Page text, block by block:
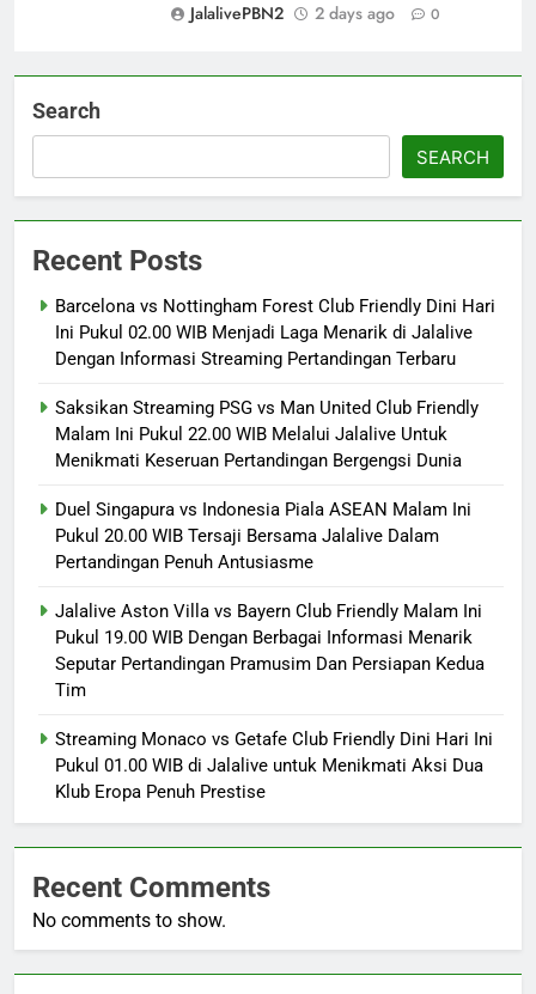
JalalivePBN2
2 days ago 0
Search
SEARCH
Recent Posts
Barcelona vs Nottingham Forest Club Friendly Dini Hari
Ini Pukul 02.00 WIB Menjadi Laga Menarik di Jalalive
Dengan Informasi Streaming Pertandingan Terbaru
Saksikan Streaming PSG vs Man United Club Friendly
Malam Ini Pukul 22.00 WIB Melalui Jalalive Untuk
Menikmati Keseruan Pertandingan Bergengsi Dunia
Duel Singapura vs Indonesia Piala ASEAN Malam Ini
Pukul 20.00 WIB Tersaji Bersama Jalalive Dalam
Pertandingan Penuh Antusiasme
Jalalive Aston Villa vs Bayern Club Friendly Malam Ini
Pukul 19.00 WIB Dengan Berbagai Informasi Menarik
Seputar Pertandingan Pramusim Dan Persiapan Kedua
Tim
Streaming Monaco vs Getafe Club Friendly Dini Hari Ini
Pukul 01.00 WIB di Jalalive untuk Menikmati Aksi Dua
Klub Eropa Penuh Prestise
Recent Comments
No comments to show.